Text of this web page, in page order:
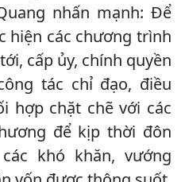
nhấn mạnh: Để
hiện các chương trình
cấp ủy, chính quyền
tác chỉ đạo, điều
hợp chặt chẽ với các
để kịp thời đôn
khó khăn, vướng